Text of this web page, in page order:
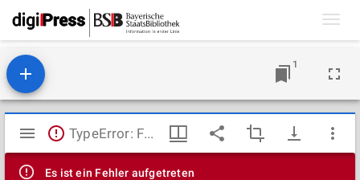
1
Mirador
Viewer
TypeError: Failed to fetch
Es ist ein Fehler aufgetreten